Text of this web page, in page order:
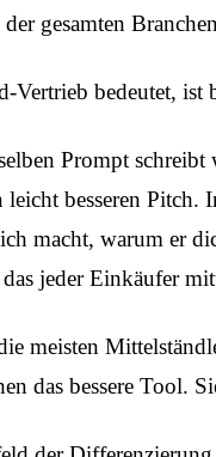
gesamten
Vertrieb bedeutet, ist
Prompt
besseren Pitch.
macht, warum er
jeder Einkäufer
meisten
das bessere Tool.